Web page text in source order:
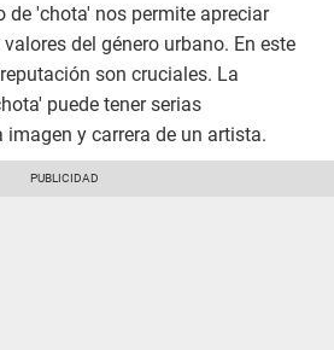
de 'chota' nos permite apreciar
del género urbano. En este
son cruciales. La
puede tener serias
y carrera de un artista.